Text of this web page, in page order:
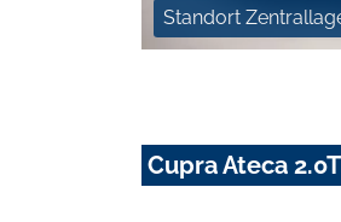
Standort
Cupra Ateca